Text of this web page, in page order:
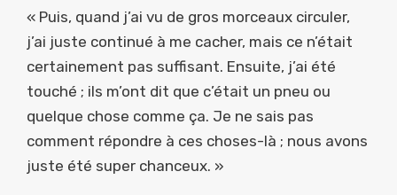
« Puis, quand j’ai vu de gros morceaux circuler,
j’ai juste continué à me cacher, mais ce n’était
certainement pas suffisant. Ensuite, j’ai été
touché ; ils m’ont dit que c’était un pneu ou
quelque chose comme ça. Je ne sais pas
comment répondre à ces choses-là ; nous avons
juste été super chanceux. »